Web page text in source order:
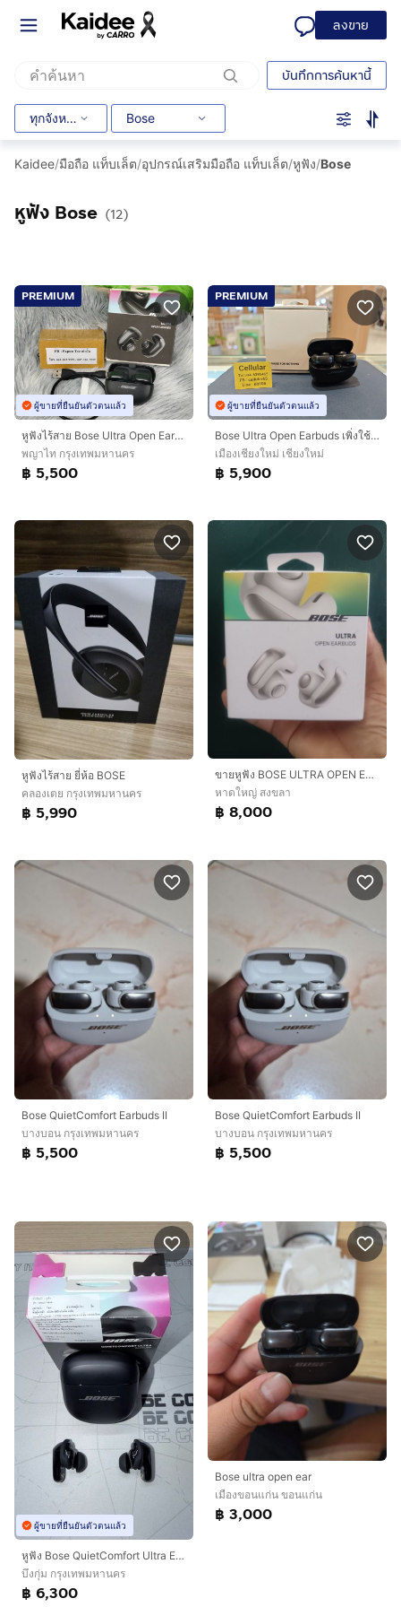
ลงขาย
บันทึกการค้นหานี้
ทุกจังหวัด Bose
Kaidee/มือถือ แท็บเล็ต/อุปกรณ์เสริมมือถือ แท็บเล็ต/หูฟัง/Bose
หูฟัง Bose (12)
PREMIUM
ผู้ขายที่ยืนยันตัวตนแล้ว
หูฟังไร้สาย Bose Ultra Open Earbuds Open-Ear พรีเมี่ยม
พญาไท กรุงเทพมหานคร
฿ 5,500
PREMIUM
ผู้ขายที่ยืนยันตัวตนแล้ว
Bose Ultra Open Earbuds เพิ่งใช้ไม่กี่ครั้ง สภาพสวยมาก ศูนย์ไทย ครบกล่อง
เมืองเชียงใหม่ เชียงใหม่
฿ 5,900
หูฟังไร้สาย ยี่ห้อ BOSE
คลองเตย กรุงเทพมหานคร
฿ 5,990
ขายหูฟัง BOSE ULTRA OPEN EARBUDS สีขาวควันบุหรี่ ของแท้ของใหม่
หาดใหญ่ สงขลา
฿ 8,000
Bose QuietComfort Earbuds II
บางบอน กรุงเทพมหานคร
฿ 5,500
Bose QuietComfort Earbuds II
บางบอน กรุงเทพมหานคร
฿ 5,500
ผู้ขายที่ยืนยันตัวตนแล้ว
หูฟัง Bose QuietComfort Ultra Earbuds (Gen 2)
บึงกุ่ม กรุงเทพมหานคร
฿ 6,300
Bose ultra open ear
เมืองขอนแก่น ขอนแก่น
฿ 3,000